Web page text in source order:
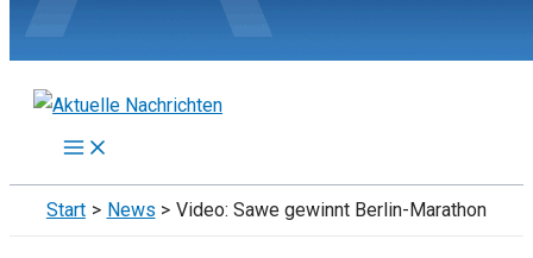
Start News Video: Sawe gewinnt Berlin-Marathon